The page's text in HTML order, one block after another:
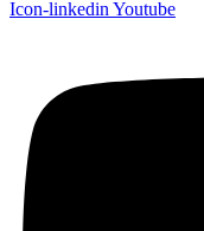
Icon-linkedin Youtube